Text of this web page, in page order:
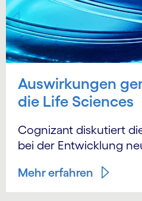
Auswirkungen
die Life Sciences
Cognizant diskutiert
bei der Entwicklung
Mehr erfahren